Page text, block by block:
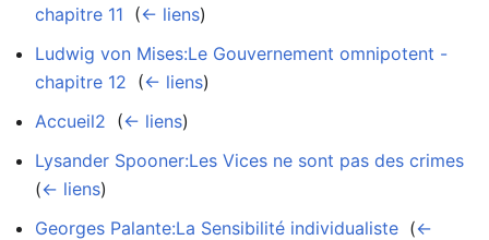
chapitre 11 (← liens)
Ludwig von Mises:Le Gouvernement omnipotent -
chapitre 12 (← liens)
Accueil2 (← liens)
Lysander Spooner:Les Vices ne sont pas des crimes
(← liens)
Georges Palante:La Sensibilité individualiste (←